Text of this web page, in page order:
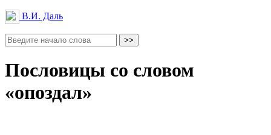
В.И. Даль
Пословицы со словом
«опоздал»